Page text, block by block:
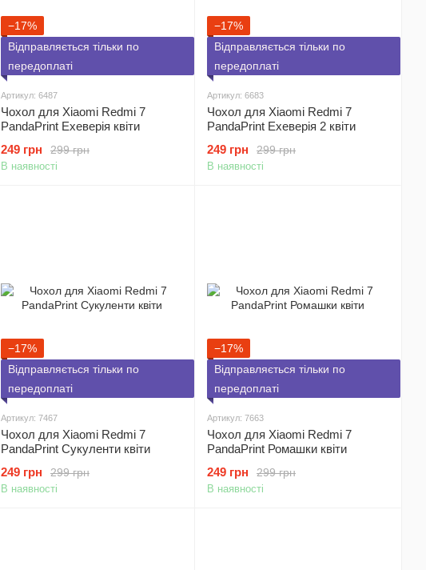
−17%
Відправляється тільки по
передоплаті
Артикул: 6487
Чохол для Xiaomi Redmi 7
PandaPrint Ехеверія квіти
299 грн
249 грн
В наявності
−17%
Відправляється тільки по
передоплаті
Артикул: 6683
Чохол для Xiaomi Redmi 7
PandaPrint Ехеверія 2 квіти
299 грн
249 грн
В наявності
−17%
Відправляється тільки по
передоплаті
Артикул: 7467
Чохол для Xiaomi Redmi 7
PandaPrint Сукуленти квіти
299 грн
249 грн
В наявності
−17%
Відправляється тільки по
передоплаті
Артикул: 7663
Чохол для Xiaomi Redmi 7
PandaPrint Ромашки квіти
299 грн
249 грн
В наявності